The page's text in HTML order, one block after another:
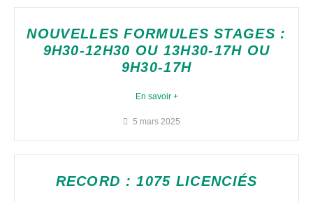
NOUVELLES FORMULES STAGES :
9H30-12H30 OU 13H30-17H OU
9H30-17H
En savoir +
5 mars 2025
RECORD : 1075 LICENCIÉS